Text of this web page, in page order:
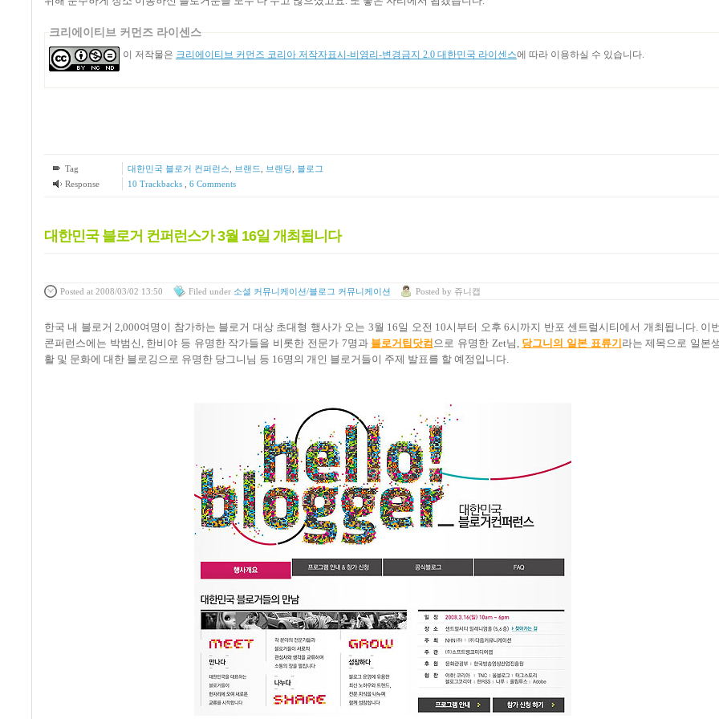
크리에이티브 커먼즈 라이센스
이 저작물은 크리에이티브 커먼즈 코리아 저작자표시-비영리-변경금지 2.0 대한민국 라이센스에 따라 이용하실 수 있습니다.
Tag 대한민국 블로거 컨퍼런스 브랜드 브랜딩 블로그
Response
10 Trackbacks 6Comments
대한민국 블로거 컨퍼런스가 3월 16일 개최됩니다
Posted at 2008/03/02 13:50 Filed under 소셜 커뮤니케이션/블로그 커뮤니케이션 Posted by 쥬니캡
한국 내 블로거 2,000여명이 참가하는 블로거 대상 초대형 행사가 오는 3월 16일 오전 10시부터 오후 6시까지 반포 센트럴시티에서 개최됩니다. 이
콘퍼런스에는 박범신, 한비야 등 유명한 작가들을 비롯한 전문가 7명과 블로거팁닷컴 으로 유명한 Zet님, 당그니의 일본 표류기 라는 제목으로 일본
활 및 문화에 대한 블로깅으로 유명한 당그니님 등 16명의 개인 블로거들이 주제 발표를 할 예정입니다.